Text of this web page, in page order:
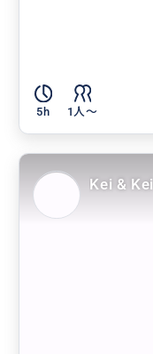
5h 1人〜
Kei & Kei